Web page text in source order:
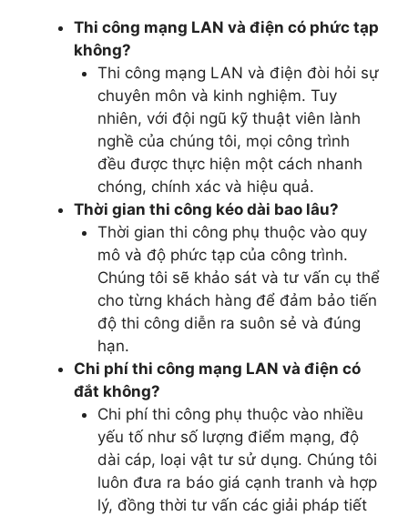
Thi công mạng LAN và điện có phức tạp
không?
Thi công mạng LAN và điện đòi hỏi sự
chuyên môn và kinh nghiệm. Tuy
nhiên, với đội ngũ kỹ thuật viên lành
nghề của chúng tôi, mọi công trình
đều được thực hiện một cách nhanh
chóng, chính xác và hiệu quả.
Thời gian thi công kéo dài bao lâu?
Thời gian thi công phụ thuộc vào quy
mô và độ phức tạp của công trình.
Chúng tôi sẽ khảo sát và tư vấn cụ thể
cho từng khách hàng để đảm bảo tiến
độ thi công diễn ra suôn sẻ và đúng
hạn.
Chi phí thi công mạng LAN và điện có
đắt không?
Chi phí thi công phụ thuộc vào nhiều
yếu tố như số lượng điểm mạng, độ
dài cáp, loại vật tư sử dụng. Chúng tôi
luôn đưa ra báo giá cạnh tranh và hợp
lý, đồng thời tư vấn các giải pháp tiết